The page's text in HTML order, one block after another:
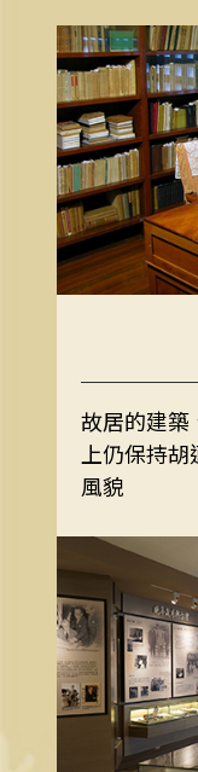
故居的建築
上仍保持
風貌